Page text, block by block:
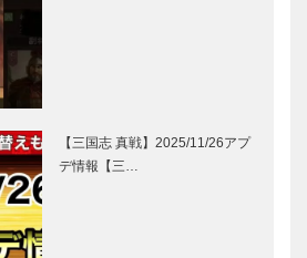
【三国志 真戦】2025/11/26アプ
デ情報【三…